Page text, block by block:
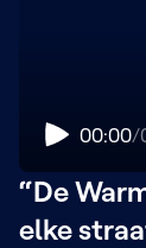
00:00/
“De
elke